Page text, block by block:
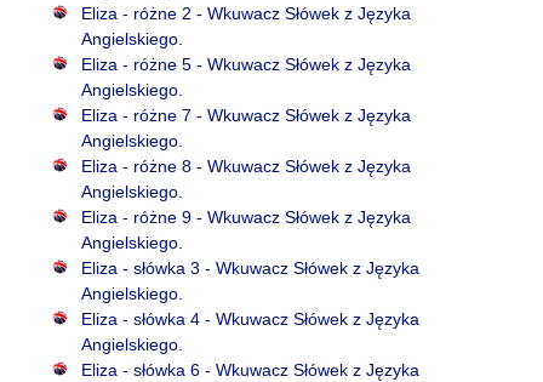
Eliza - różne 2 - Wkuwacz Słówek z Języka
Angielskiego.
Eliza - różne 5 - Wkuwacz Słówek z Języka
Angielskiego.
Eliza - różne 7 - Wkuwacz Słówek z Języka
Angielskiego.
Eliza - różne 8 - Wkuwacz Słówek z Języka
Angielskiego.
Eliza - różne 9 - Wkuwacz Słówek z Języka
Angielskiego.
Eliza - słówka 3 - Wkuwacz Słówek z Języka
Angielskiego.
Eliza - słówka 4 - Wkuwacz Słówek z Języka
Angielskiego.
Eliza - słówka 6 - Wkuwacz Słówek z Języka